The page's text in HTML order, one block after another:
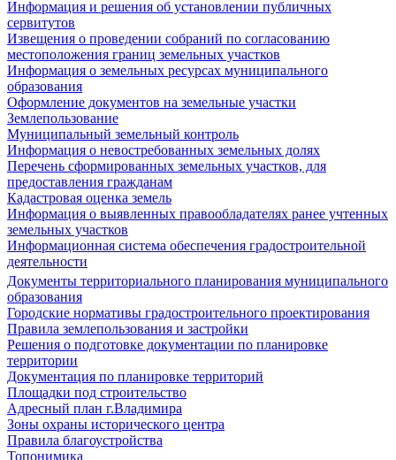
Информация и решения об установлении публичных
сервитутов
Извещения о проведении собраний по согласованию
местоположения границ земельных участков
Информация о земельных ресурсах муниципального
образования
Оформление документов на земельные участки
Землепользование
Муниципальный земельный контроль
Информация о невостребованных земельных долях
Перечень сформированных земельных участков, для
предоставления гражданам
Кадастровая оценка земель
Информация о выявленных правообладателях ранее учтенных
земельных участков
Информационная система обеспечения градостроительной
деятельности
Документы территориального планирования муниципального
образования
Городские нормативы градостроительного проектирования
Правила землепользования и застройки
Решения о подготовке документации по планировке
территории
Документация по планировке территорий
Площадки под строительство
Адресный план г.Владимира
Зоны охраны исторического центра
Правила благоустройства
Топонимика